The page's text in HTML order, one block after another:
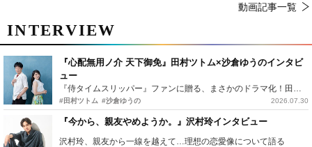
動画記事一覧
INTERVIEW
『心配無用ノ介 天下御免』田村ツトム×沙倉ゆうのインタビ
ュー
『侍タイムスリッパー』ファンに贈る、まさかのドラマ化！田村ツトム×沙倉ゆうのが語る『心配無用ノ介』撮影秘話
#田村ツトム #沙倉ゆうの 2026.07.30
『今から、親友やめようか。』沢村玲インタビュー
沢村玲、親友から一線を越えて…理想の恋愛像について語る